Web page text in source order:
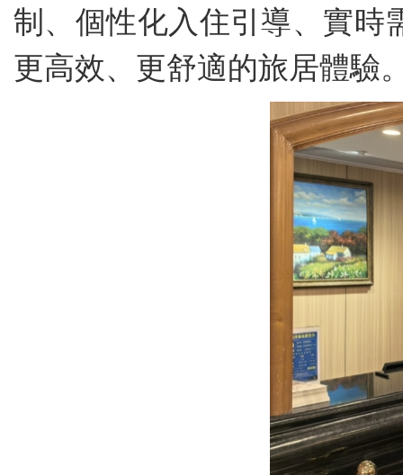
制、個性化入住引導、實時
更高效、更舒適的旅居體驗